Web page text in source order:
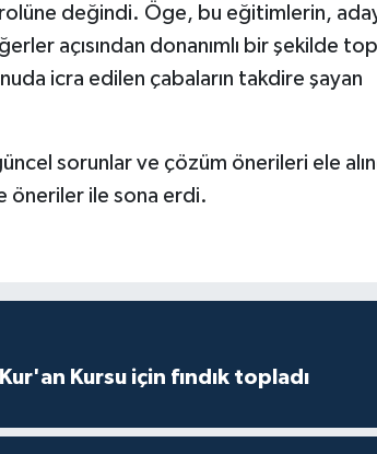
değindi. Öge, bu eğitimlerin,
açısından donanımlı bir şekilde
icra edilen çabaların takdire şayan
sorunlar ve çözüm önerileri ele
öneriler ile sona erdi.
Kursu için fındık topladı